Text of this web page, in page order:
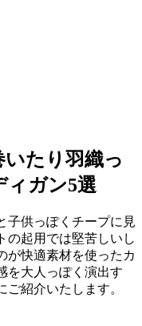
たり羽織っ
ィガン5選
子供っぽくチープに見
の起用では堅苦しいし
が快適素材を使ったカ
を大人っぽく演出す
紹介いたします。